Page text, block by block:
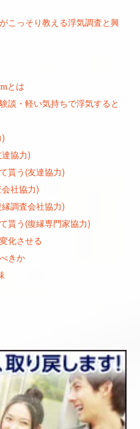
こっそり教える浮気調査と興
とは
談・軽い気持ちで浮気すると
協力)
貰う(友達協力)
社協力)
調査会社協力)
貰う(復縁専門家協力)
化させる
きか